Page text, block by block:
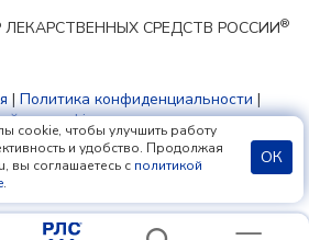
ЛЕКАРСТВЕННЫХ СРЕДСТВ РОССИИ®
| Политика конфиденциальности |
cookie
18+
cookie, чтобы улучшить работу
и удобство. Продолжая
вы соглашаетесь с политикой
.
ОК